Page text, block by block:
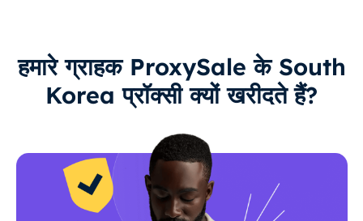
हमारे ग्राहक ProxySale के South
Korea प्रॉक्सी क्यों खरीदते हैं?